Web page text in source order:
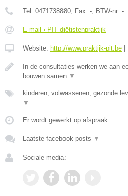
Tel: 0471738880, Fax: -, BTW-nr: -
E-mail › PIT diëtistenpraktijk
Website: http://www.praktijk-pit.be
In de consultaties werken we aan
bouwen samen ▼
kinderen, volwassenen, gezonde
▼
Er wordt gewerkt op afspraak.
Laatste facebook posts ▼
Sociale media: